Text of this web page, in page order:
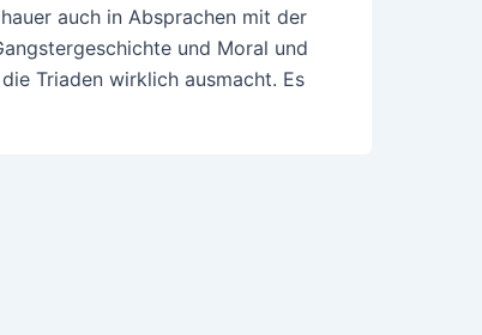
auch in Absprachen mit der
und Moral und
Triaden wirklich ausmacht. Es